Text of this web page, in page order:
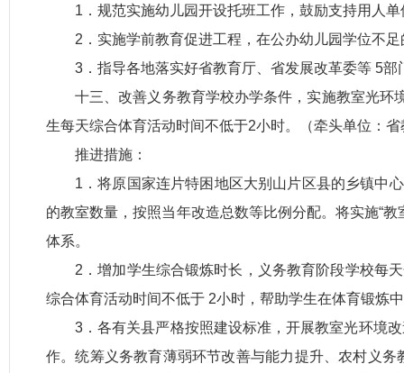
1．规范实施幼儿园开设托班工作，鼓励支持用人
2．实施学前教育促进工程，在公办幼儿园学位不
3．指导各地落实好省教育厅、省发展改革委等 5
十三、改善义务教育学校办学条件，实施教室光
生每天综合体育活动时间不低于2小时。（牵头单位：省
推进措施：
1．将原国家连片特困地区大别山片区县的乡镇中
的教室数量，按照当年改造总数等比例分配。将实施“
体系。
2．增加学生综合锻炼时长，义务教育阶段学校每
综合体育活动时间不低于 2小时，帮助学生在体育锻炼
3．各有关县严格按照建设标准，开展教室光环境
作。统筹义务教育薄弱环节改善与能力提升、农村义